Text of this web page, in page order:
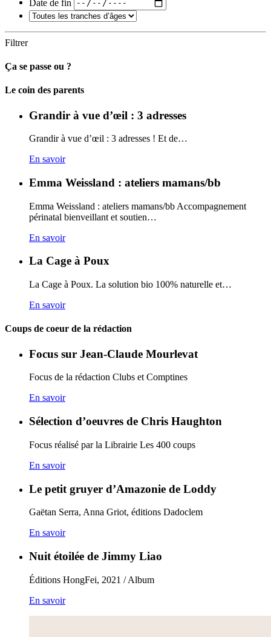
Date de fin
Filtrer
Ça se passe ou ?
Carto
Le coin des parents
Grandir à vue d’œil : 3 adresses
Grandir à vue d’œil : 3 adresses ! Et de…
En savoir
Emma Weissland : ateliers mamans/bb
Emma Weissland : ateliers mamans/bb Accompagnement
périnatal bienveillant et soutien…
En savoir
La Cage à Poux
La Cage à Poux. La solution bio 100% naturelle et…
En savoir
Coups de coeur de la rédaction
Focus sur Jean-Claude Mourlevat
Focus de la rédaction Clubs et Comptines
En savoir
Sélection d’oeuvres de Chris Haughton
Focus réalisé par la Librairie Les 400 coups
En savoir
Le petit gruyer d’Amazonie de Loddy
Gaëtan Serra, Anna Griot, éditions Dadoclem
En savoir
Nuit étoilée de Jimmy Liao
Éditions HongFei, 2021 / Album
En savoir